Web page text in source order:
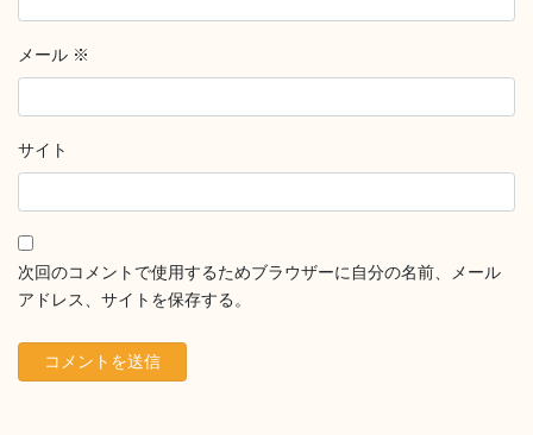
メール ※
サイト
次回のコメントで使用するためブラウザーに自分の名前、メール
アドレス、サイトを保存する。